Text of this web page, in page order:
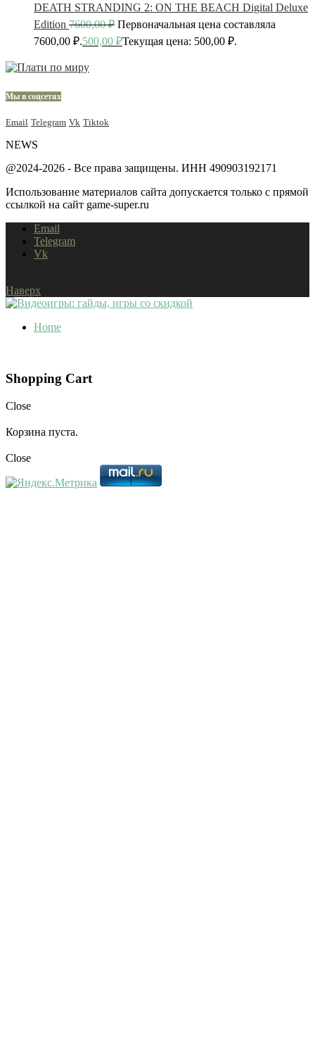
DEATH STRANDING 2: ON THE BEACH Digital Deluxe
Edition 7600,00₽ Первоначальная цена составляла
7600,00 ₽.500,00 ₽Текущая цена: 500,00 ₽.
Мы в соцсетях
Email Telegram Vk Tiktok
NEWS
@2024-2026 - Все права защищены. ИНН 490903192171
Использование материалов сайта допускается только с прямой
ссылкой на сайт game-super.ru
Email
Telegram
Vk
Наверх
Home
Shopping Cart
Close
Корзина пуста.
Close